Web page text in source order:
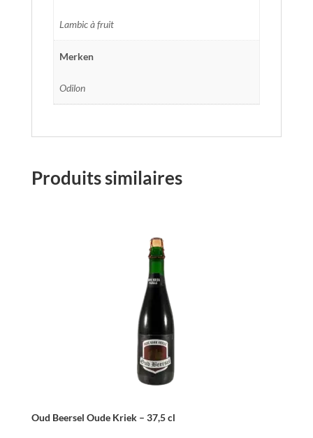
Lambic à fruit
Merken
Odilon
Produits similaires
Oud Beersel Oude Kriek – 37,5 cl